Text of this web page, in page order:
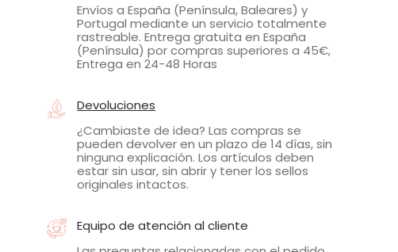
Envíos a España (Península, Baleares) y
Portugal mediante un servicio totalmente
rastreable. Entrega gratuita en España
(Península) por compras superiores a 45€,
Entrega en 24-48 Horas
Devoluciones
¿Cambiaste de idea? Las compras se
pueden devolver en un plazo de 14 días, sin
ninguna explicación. Los artículos deben
estar sin usar, sin abrir y tener los sellos
originales intactos.
Equipo de atención al cliente